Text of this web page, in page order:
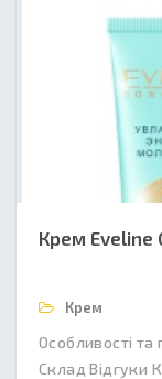
Крем Eveline
Крем
Особливості та
Склад Відгуки